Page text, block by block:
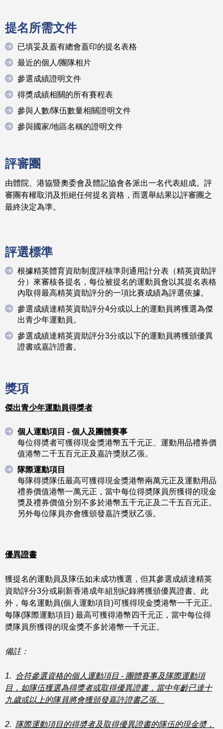
提名所需文件
已填妥及蓋有總會蓋印的提名表格
最近的個人/團隊相片
參選成績證明文件
得獎成績相關的所有賽程表
參與人數/隊伍數量相關證明文件
參與國家/地區名稱的證明文件
評審團
由體院、港協暨奧委會及體記協會各派出一名代表組成。評
審團有權取消及拒絕任何提名資格，而選舉結果以評審團之
最終決定為準。
評選標準
根據精英體育資助制度評核準則通用計分表（精英資助評
分）來審核各提名，每位被提名的運動員會以其提名表格
內取得最高精英資助評分的一項比賽成績為評選依據。
參選成績達精英資助評分4分或以上的運動員將獲選為傑
出青少年運動員。
參選成績達精英資助評分3分或以下的運動員將獲頒優異
證書或嘉許證書。
獎項
傑出青少年運動員得獎者
個人運動項目 - 個人及團體賽事
每位得奬者可獲得現金獎港幣五千元正、運動用品禮券價
值港幣二千五百元正及嘉許獎狀乙張。
隊際運動項目
每隊得奬隊伍最高可獲得現金獎港幣兩萬元正及運動用品
禮券價值港幣一萬元正，當中每位得奬隊員所獲得的現金
獎及禮券價值分別不多於港幣五千元正及二千五百元正。
另外每位隊員亦會獲頒發嘉許獎狀乙張。
優異證書
獲提名的運動員及隊伍如未成功獲選，但其參選成績達精英
資助評分3分或刷新香港成年組別紀錄將獲頒優異證書。此
外，每名運動員(個人運動項目)可獲得現金獎港幣一千元正。
每隊(隊際運動項目) 最高可獲得港幣四千元正，當中每位得
奬隊員所獲得的現金獎不多於港幣一千元正。
備註：
1.
合符參選資格的個人運動項目 - 團體賽事及隊際運動項
目，如隊伍獲選為得獎者或取得優異證書，當中年齡已達十
九歲或以上的隊員將會獲頒發嘉許證書乙張。
2. 隊際運動項目的得奬者及取得優異證書的隊伍的現金奬，